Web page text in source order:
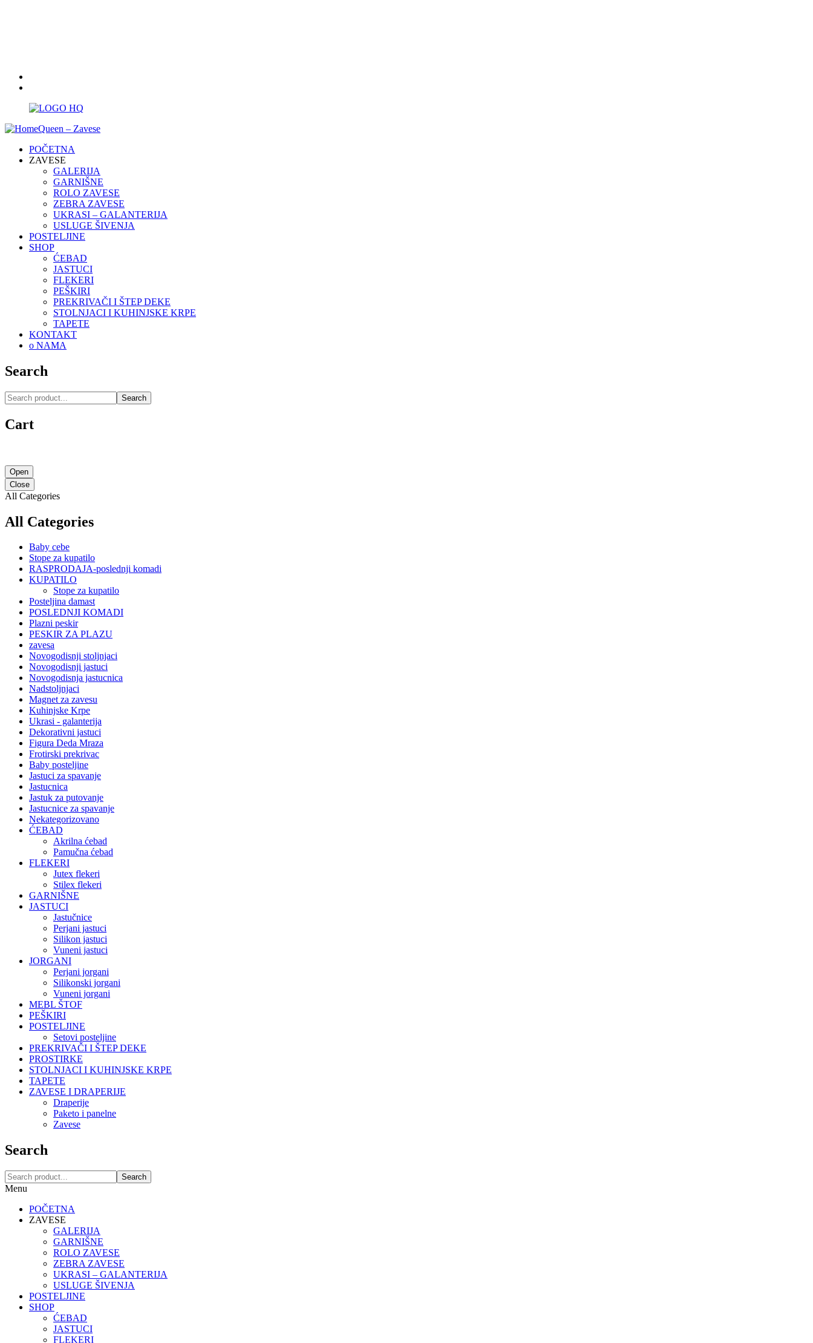
POČETNA
ZAVESE
GALERIJA
GARNIŠNE
ROLO ZAVESE
ZEBRA ZAVESE
UKRASI – GALANTERIJA
USLUGE ŠIVENJA
POSTELJINE
SHOP
ĆEBAD
JASTUCI
FLEKERI
PEŠKIRI
PREKRIVAČI I ŠTEP DEKE
STOLNJACI I KUHINJSKE KRPE
TAPETE
KONTAKT
o NAMA
Search
Search
Cart
Open
Close
All Categories
All Categories
Baby cebe
Stope za kupatilo
RASPRODAJA-poslednji komadi
KUPATILO
Stope za kupatilo
Posteljina damast
POSLEDNJI KOMADI
Plazni peskir
PESKIR ZA PLAZU
zavesa
Novogodisnji stoljnjaci
Novogodisnji jastuci
Novogodisnja jastucnica
Nadstoljnjaci
Magnet za zavesu
Kuhinjske Krpe
Ukrasi - galanterija
Dekorativni jastuci
Figura Deda Mraza
Frotirski prekrivac
Baby posteljine
Jastuci za spavanje
Jastucnica
Jastuk za putovanje
Jastucnice za spavanje
Nekategorizovano
ĆEBAD
Akrilna ćebad
Pamučna ćebad
FLEKERI
Jutex flekeri
Stilex flekeri
GARNIŠNE
JASTUCI
Jastučnice
Perjani jastuci
Silikon jastuci
Vuneni jastuci
JORGANI
Perjani jorgani
Silikonski jorgani
Vuneni jorgani
MEBL ŠTOF
PEŠKIRI
POSTELJINE
Setovi posteljine
PREKRIVAČI I ŠTEP DEKE
PROSTIRKE
STOLNJACI I KUHINJSKE KRPE
TAPETE
ZAVESE I DRAPERIJE
Draperije
Paketo i panelne
Zavese
Search
Search
Menu
POČETNA
ZAVESE
GALERIJA
GARNIŠNE
ROLO ZAVESE
ZEBRA ZAVESE
UKRASI – GALANTERIJA
USLUGE ŠIVENJA
POSTELJINE
SHOP
ĆEBAD
JASTUCI
FLEKERI